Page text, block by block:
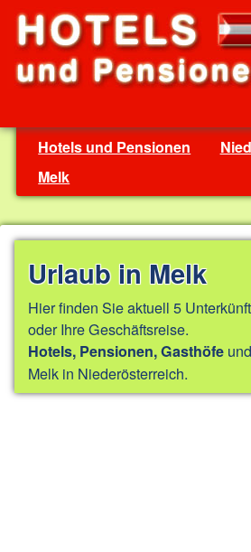
Hotels und Pensionen
Melk
Urlaub in Melk
Hier finden Sie aktuell 5
oder Ihre Geschäftsreise.
Hotels, Pensionen, Gasthöfe
Melk in Niederösterreich.